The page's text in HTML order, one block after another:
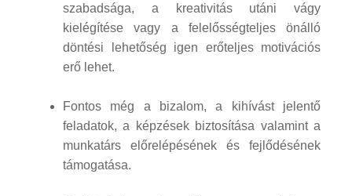
szabadsága, a kreativitás utáni vágy
kielégítése vagy a felelősségteljes önálló
döntési lehetőség igen erőteljes motivációs
erő lehet.
Fontos még a bizalom, a kihívást jelentő
feladatok, a képzések biztosítása valamint a
munkatárs előrelépésének és fejlődésének
támogatása.